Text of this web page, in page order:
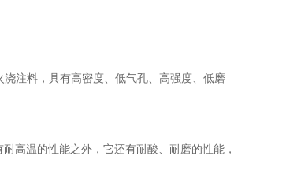
浇注料，具有高密度、低气孔、高强度、低磨
高温的性能之外，它还有耐酸、耐磨的性能，